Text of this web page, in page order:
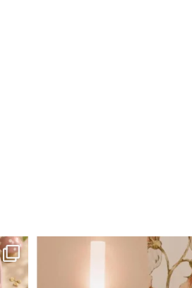
עיצובי לחדר, גם מנורת לילה מרגיעה, וגם
0